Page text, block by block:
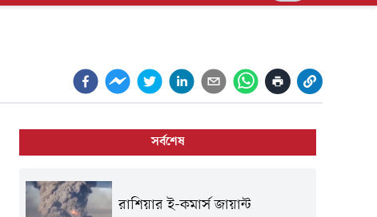
সর্বশেষ
রাশিয়ার ই-কমার্স জায়ান্ট